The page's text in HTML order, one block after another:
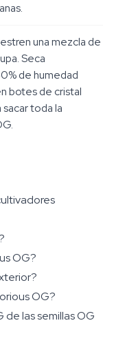
una mezcla de
Seca
de humedad
botes de cristal
toda la
OG?
OG?
las semillas OG